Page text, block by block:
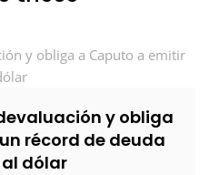
y obliga
récord de deuda
dólar